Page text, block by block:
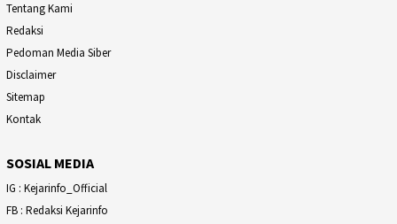
Tentang Kami
Redaksi
Pedoman Media Siber
Disclaimer
Sitemap
Kontak
SOSIAL MEDIA
IG : Kejarinfo_Official
FB : Redaksi Kejarinfo